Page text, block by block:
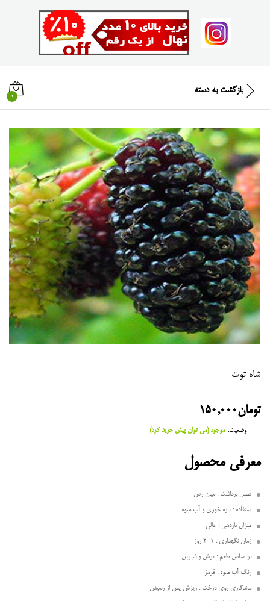
بازگشت به دسته
0
شاه توت
تومان150,000
وضعیت: موجود (می توان پیش خرید کرد)
معرفی محصول
فصل برداشت : میان رس
استفاده : تازه خوری و آب میوه
میزان باردهی : عالی
زمان نگهداری : 1-2 روز
بر اساس طعم : ترش و شیرین
رنگ آب میوه : قرمز
ماندگاری روی درخت : ریزش پس از رسیدن